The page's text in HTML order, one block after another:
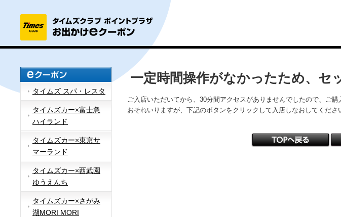
タイムズ スパ・レスタ
タイムズカー×富士急
ハイランド
タイムズカー×東京サ
マーランド
タイムズカー×西武園
ゆうえんち
タイムズカー×さがみ
湖MORI MORI
一定時間操作がなかったため、セ
ご入店いただいてから、30分間アクセスがありませんでしたので、ご購
おそれいりますが、下記のボタンをクリックして入店しなおしてくださ